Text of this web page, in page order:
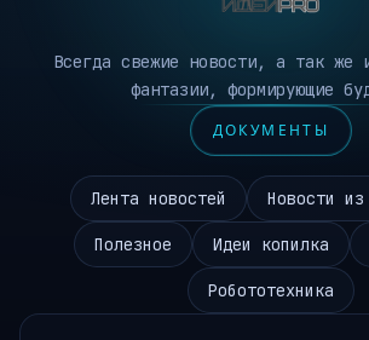
Всегда свежие новости, а так же
фантазии, формирующие
ДОКУМЕНТЫ
Лента новостей Новости
Полезное Идеи копилка
Робототехника